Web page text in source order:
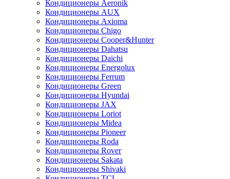
Кондиционеры Aeronik
Кондиционеры AUX
Кондиционеры Axioma
Кондиционеры Chigo
Кондиционеры Cooper&Hunter
Кондиционеры Dahatsu
Кондиционеры Daichi
Кондиционеры Energolux
Кондиционеры Ferrum
Кондиционеры Green
Кондиционеры Hyundai
Кондиционеры JAX
Кондиционеры Loriot
Кондиционеры Midea
Кондиционеры Pioneer
Кондиционеры Roda
Кондиционеры Rover
Кондиционеры Sakata
Кондиционеры Shivaki